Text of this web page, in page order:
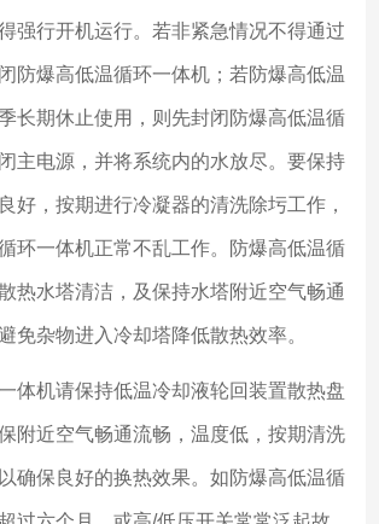
强行开机运行。若非紧急情况不得通过
防爆高低温循环一体机；若防爆高低温
长期休止使用，则先封闭防爆高低温循
主电源，并将系统内的水放尽。要保持
好，按期进行冷凝器的清洗除圬工作，
环一体机正常不乱工作。防爆高低温循
热水塔清洁，及保持水塔附近空气畅通
免杂物进入冷却塔降低散热效率。
体机请保持低温冷却液轮回装置散热盘
附近空气畅通流畅，温度低，按期清洗
确保良好的换热效果。如防爆高低温循